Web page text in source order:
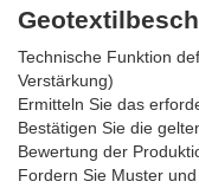
Technische Funktion
Verstärkung)
Ermitteln Sie das
Bestätigen Sie die
Bewertung der
Fordern Sie Muster